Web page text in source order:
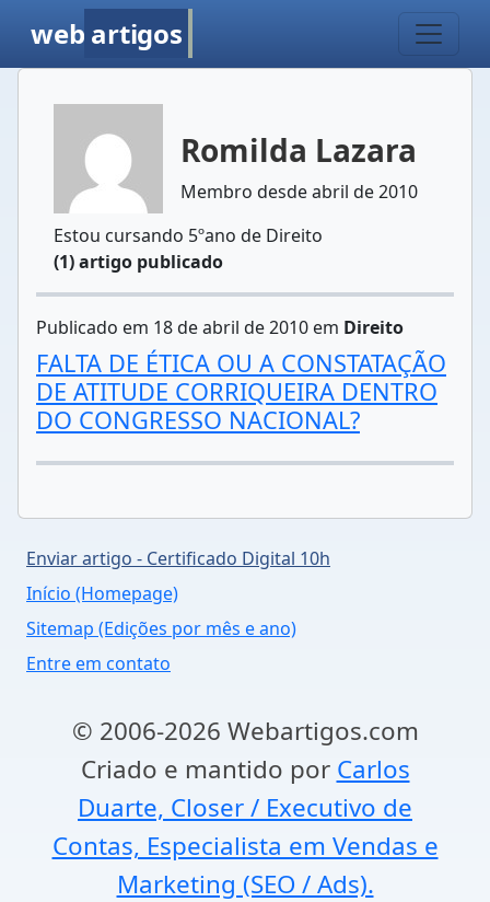
web artigos
Romilda Lazara
Membro desde abril de 2010
Estou cursando 5ºano de Direito
(1) artigo publicado
Publicado em 18 de abril de 2010 em Direito
FALTA DE ÉTICA OU A CONSTATAÇÃO
DE ATITUDE CORRIQUEIRA DENTRO
DO CONGRESSO NACIONAL?
Enviar artigo - Certificado Digital 10h
Início (Homepage)
Sitemap (Edições por mês e ano)
Entre em contato
© 2006-2026 Webartigos.com
Criado e mantido por Carlos
Duarte, Closer / Executivo de
Contas, Especialista em Vendas e
Marketing (SEO / Ads).